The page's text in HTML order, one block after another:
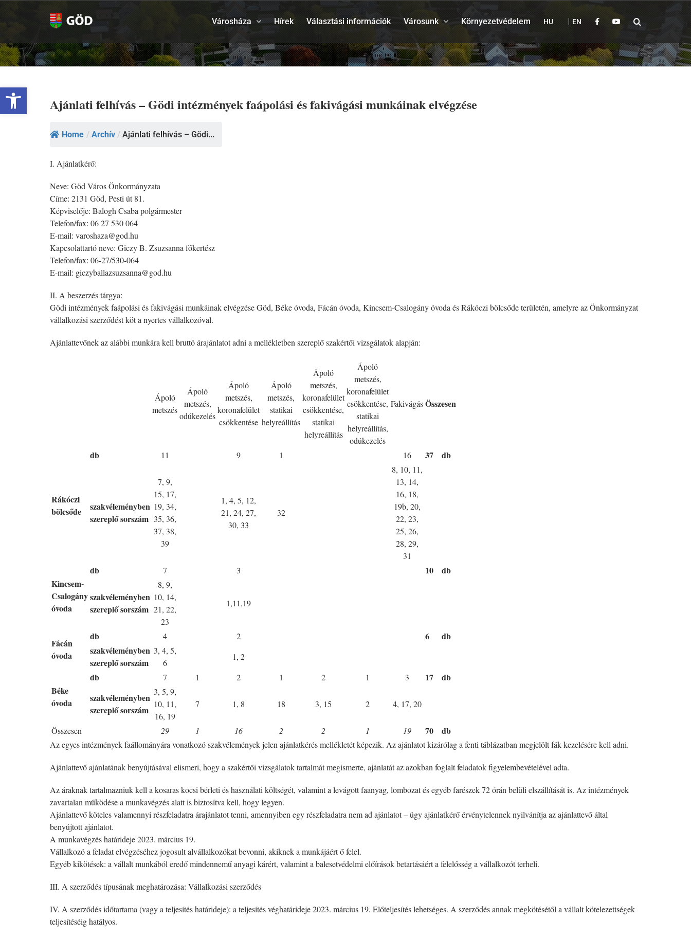
Eszköztár megnyitása
Városháza Hírek Választási információk Városunk Környezetvédelem HU EN
Ajánlati felhívás – Gödi intézmények faápolási és fakivágási munkáinak elvégzése
Home / Archív / Ajánlati felhívás – Gödi...
I. Ajánlatkérő:
Neve: Göd Város Önkormányzata
Címe: 2131 Göd, Pesti út 81.
Képviselője: Balogh Csaba polgármester
Telefon/fax: 06 27 530 064
E-mail: varoshaza@god.hu
Kapcsolattartó neve: Giczy B. Zsuzsanna főkertész
Telefon/fax: 06-27/530-064
E-mail: giczyballazsuzsanna@god.hu
II. A beszerzés tárgya:
Gödi intézmények faápolási és fakivágási munkáinak elvégzése Göd, Béke óvoda, Fácán óvoda, Kincsem-Csalogány óvoda és Rákóczi bölcsőde területén, amelyre az Önkormányzat
vállalkozási szerződést köt a nyertes vállalkozóval.
Ajánlattevőnek az alábbi munkára kell bruttó árajánlatot adni a mellékletben szereplő szakértői vizsgálatok alapján:
Ápoló
metszés
Ápoló
metszés,
odúkezelés
Ápoló
metszés,
koronafelület
csökkentése
Ápoló
metszés,
statikai
helyreállítás
Ápoló
metszés,
koronafelület
csökkentése,
statikai
helyreállítás
Ápoló
metszés,
koronafelület
csökkentése,
statikai
helyreállítás,
odúkezelés
FakivágásÖsszesen
Rákóczi
bölcsőde
db 11 9 1 16 37 db
szakvéleményben
szereplő sorszám
7, 9,
15, 17,
19, 34,
35, 36,
37, 38,
39
1, 4, 5, 12,
21, 24, 27,
30, 33
32
8, 10, 11,
13, 14,
16, 18,
19b, 20,
22, 23,
25, 26,
28, 29,
31
Kincsem-
Csalogány
óvoda
db 7 3 10 db
szakvéleményben
szereplő sorszám
8, 9,
10, 14,
21, 22,
23
1,11,19
Fácán
óvoda
db 4 2 6
db
szakvéleményben
szereplő sorszám
3, 4, 5,
6
1, 2
Béke
óvoda
db 7 1 2 1 2 1 3 17
db
szakvéleményben
szereplő sorszám
3, 5, 9,
10, 11,
16, 19
7 1, 8 18 3, 15 2 4, 17, 20
Összesen 29 1 16 2 2 1 19 70 db
Az egyes intézmények faállományára vonatkozó szakvélemények jelen ajánlatkérés mellékletét képezik. Az ajánlatot kizárólag a fenti táblázatban megjelölt fák kezelésére kell adni.
Ajánlattevő ajánlatának benyújtásával elismeri, hogy a szakértői vizsgálatok tartalmát megismerte, ajánlatát az azokban foglalt feladatok figyelembevételével adta.
Az áraknak tartalmazniuk kell a kosaras kocsi bérleti és használati költségét, valamint a levágott faanyag, lombozat és egyéb farészek 72 órán belüli elszállítását is. Az intézmények
zavartalan működése a munkavégzés alatt is biztosítva kell, hogy legyen.
Ajánlattevő köteles valamennyi részfeladatra árajánlatot tenni, amennyiben egy részfeladatra nem ad ajánlatot – úgy ajánlatkérő érvénytelennek nyilvánítja az ajánlattevő által
benyújtott ajánlatot.
A munkavégzés határideje 2023. március 19.
Vállalkozó a feladat elvégzéséhez jogosult alvállalkozókat bevonni, akiknek a munkájáért ő felel.
Egyéb kikötések: a vállalt munkából eredő mindennemű anyagi kárért, valamint a balesetvédelmi előírások betartásáért a felelősség a vállalkozót terheli.
III. A szerződés típusának meghatározása: Vállalkozási szerződés
IV. A szerződés időtartama (vagy a teljesítés határideje): a teljesítés véghatárideje 2023. március 19. Előteljesítés lehetséges. A szerződés annak megkötésétől a vállalt kötelezettségek
teljesítéséig hatályos.